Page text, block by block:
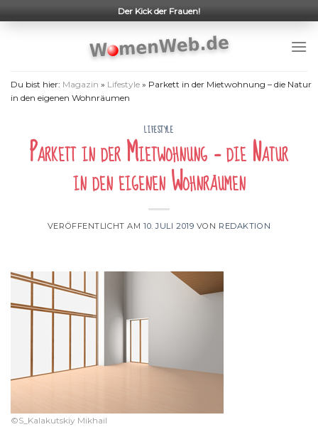
to
Der Kick der Frauen!
Du bist hier: Magazin » Lifestyle » Parkett in der Mietwohnung – die Natur
in den eigenen Wohnräumen
LIFESTYLE
Parkett in der Mietwohnung – die Natur
in den eigenen Wohnräumen
VERÖFFENTLICHT AM 10. JULI 2019 VON REDAKTION
©S_Kalakutskiy Mikhail